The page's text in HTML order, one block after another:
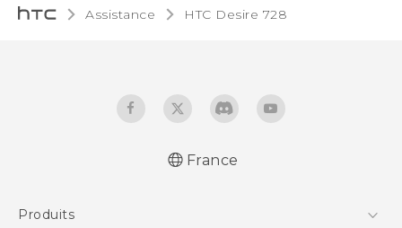
Assistance HTC Desire 728‎
France
Produits